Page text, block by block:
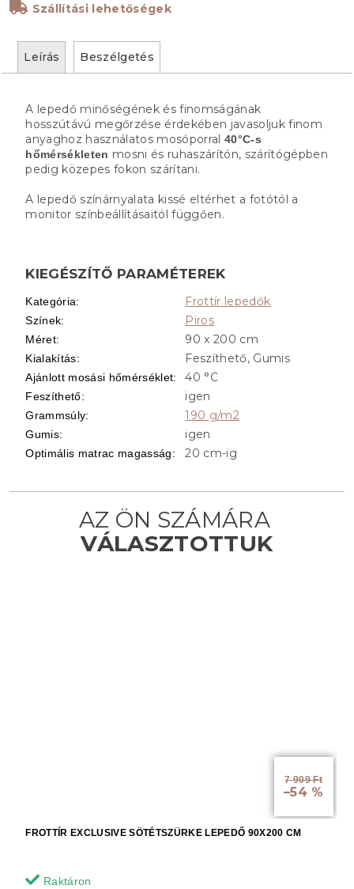
Szállítási lehetőségek
7 909 Ft
–54 %
FROTTÍR EXCLUSIVE SÖTÉTSZÜRKE LEPEDŐ 90X200 CM
Raktáron
Leírás Beszélgetés
A lepedő minőségének és finomságának
hosszútávú megőrzése érdekében javasoljuk finom
anyaghoz használatos mosóporral 40°C-s
hőmérsékleten mosni és ruhaszárítón, szárítógépben
pedig közepes fokon szárítani.
A lepedő színárnyalata kissé eltérhet a fotótól a
monitor színbeállításaitól függően.
KIEGÉSZÍTŐ PARAMÉTEREK
Kategória: Frottír lepedők
Színek: Piros
Méret: 90 x 200 cm
Kialakítás: Feszíthető, Gumis
Ajánlott mosási hőmérséklet: 40 °C
Feszíthető: igen
Grammsúly: 190 g/m2
Gumis: igen
Optimális matrac magasság: 20 cm-ig